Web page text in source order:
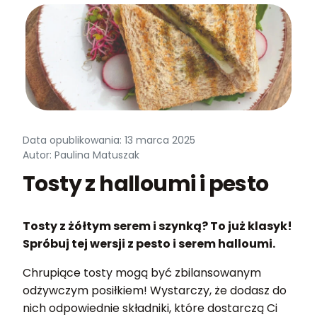
Data opublikowania: 13 marca 2025
Autor: Paulina Matuszak
Tosty z halloumi i pesto
Tosty z żółtym serem i szynką? To już klasyk!
Spróbuj tej wersji z pesto i serem halloumi.
Chrupiące tosty mogą być zbilansowanym
odżywczym posiłkiem! Wystarczy, że dodasz do
nich odpowiednie składniki, które dostarczą Ci